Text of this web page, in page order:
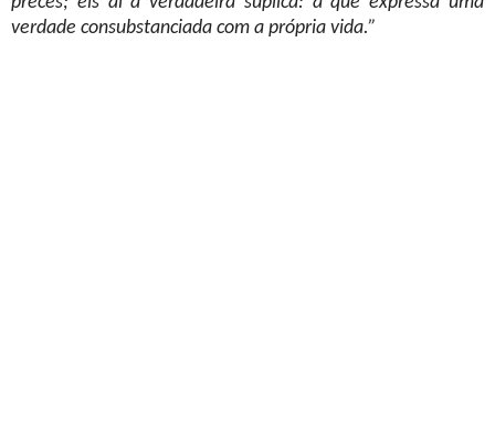
verdade consubstanciada com a própria vida.”